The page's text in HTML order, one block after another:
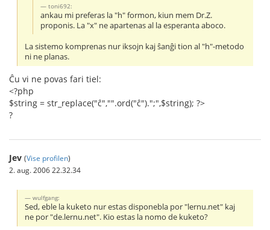
toni692:
ankau mi preferas la "h" formon, kiun mem Dr.Z.
proponis. La "x" ne apartenas al la esperanta aboco.
La sistemo komprenas nur iksojn kaj ŝanĝi tion al "h"-metodo
ni ne planas.
Ĉu vi ne povas fari tiel:
<?php
$string = str_replace("ĉ","".ord("ĉ").";",$string); ?>
?
Jev (Vise profilen)
2. aug. 2006 22.32.34
wulfgang:
Sed, eble la kuketo nur estas disponebla por "lernu.net" kaj
ne por "de.lernu.net". Kio estas la nomo de kuketo?